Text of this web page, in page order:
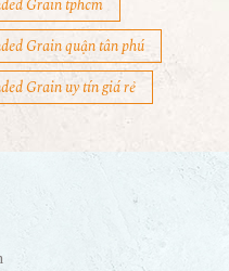
Grain quận tân phú
Grain uy tín giá rẻ